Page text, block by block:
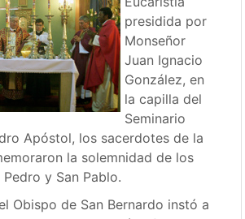
presidida por
Monseñor
Juan Ignacio
González, en
la capilla del
Seminario
Apóstol, los sacerdotes de la
la solemnidad de los
y San Pablo.
Obispo de San Bernardo instó a